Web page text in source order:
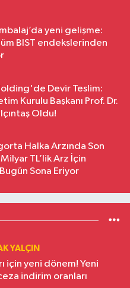
yeni gelişme:
BIST endekslerinden
Devir Teslim:
Kurulu Başkanı Prof. Dr.
Oldu!
Halka Arzında Son
TL’lik Arz İçin
Sona Eriyor
YALÇIN
için yeni dönem! Yeni
indirim oranları